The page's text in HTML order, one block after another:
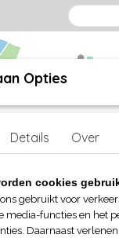
merk >Tee Jays>T-
Opties
Details Over
cookies
gebruikt voor
media-functies en het
Daarnaast